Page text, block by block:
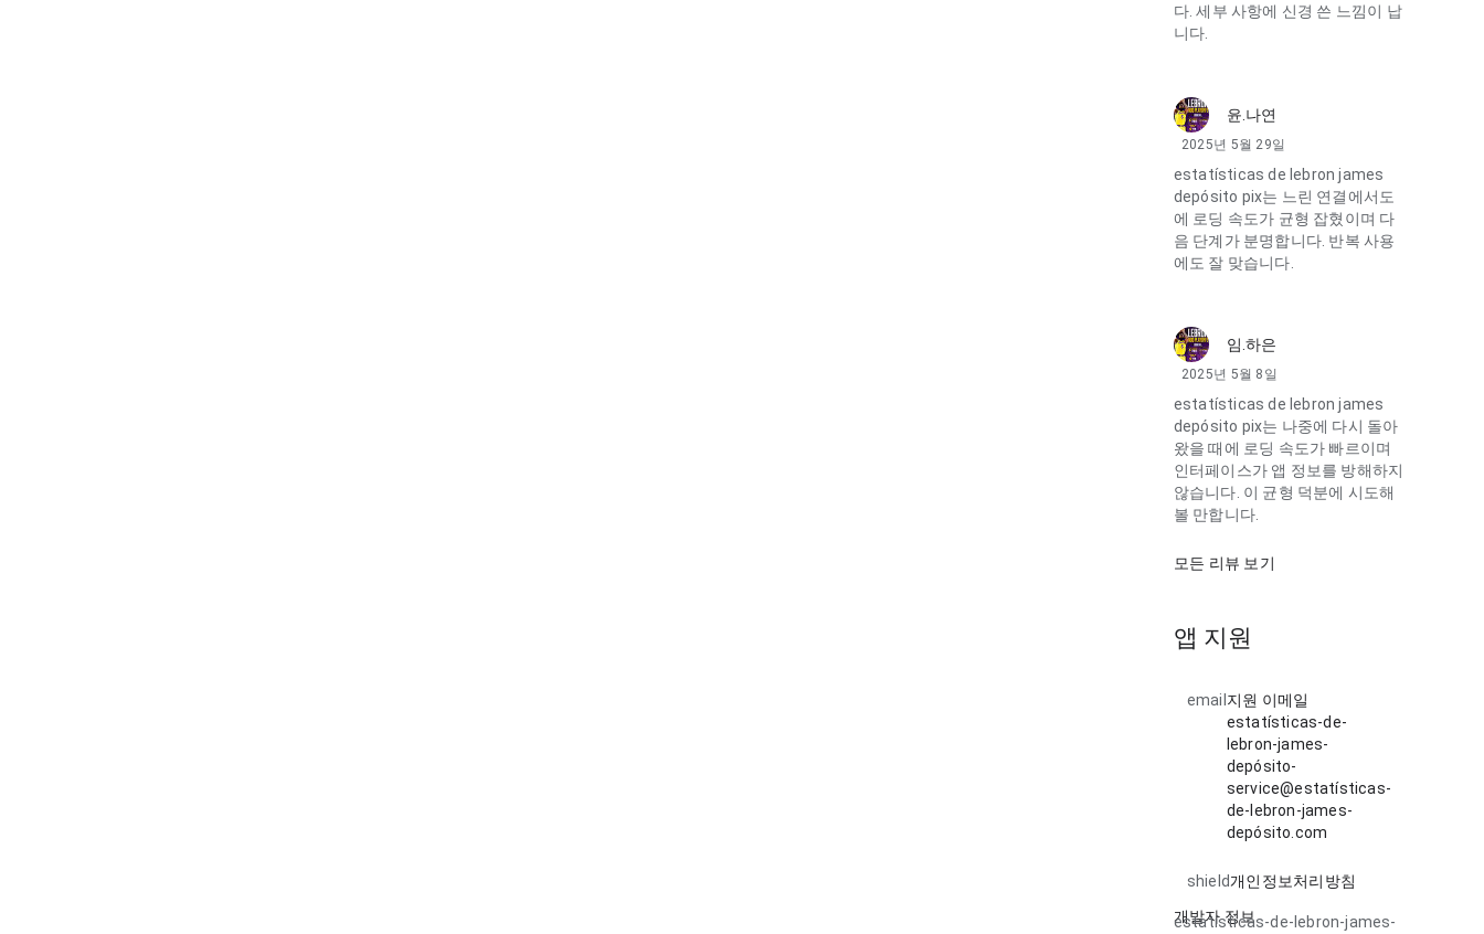
다. 세부 사항에 신경 쓴 느낌이 납
니다.
윤.나연
2025년 5월 29일
estatísticas de lebron james
depósito pix는 느린 연결에서도
에 로딩 속도가 균형 잡혔이며 다
음 단계가 분명합니다. 반복 사용
에도 잘 맞습니다.
임.하은
2025년 5월 8일
estatísticas de lebron james
depósito pix는 나중에 다시 돌아
왔을 때에 로딩 속도가 빠르이며
인터페이스가 앱 정보를 방해하지
않습니다. 이 균형 덕분에 시도해
볼 만합니다.
모든 리뷰 보기
앱 지원
email 지원 이메일
estatísticas-de-
lebron-james-
depósito-
service@estatísticas-
de-lebron-james-
depósito.com
shield개인정보처리방침
개발자 정보
estatísticas-de-lebron-james-